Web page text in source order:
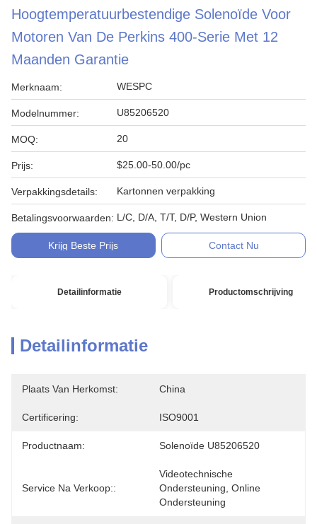
Hoogtemperatuurbestendige Solenoïde Voor
Motoren Van De Perkins 400-Serie Met 12
Maanden Garantie
Merknaam: WESPC
Modelnummer: U85206520
MOQ: 20
Prijs: $25.00-50.00/pc
Verpakkingsdetails: Kartonnen verpakking
Betalingsvoorwaarden: L/C, D/A, T/T, D/P, Western Union
Krijg Beste Prijs Contact Nu
Detailinformatie Productomschrijving
Detailinformatie
Plaats Van Herkomst: China
Certificering: ISO9001
Productnaam: Solenoïde U85206520
Service Na Verkoop::
Videotechnische
Ondersteuning, Online
Ondersteuning